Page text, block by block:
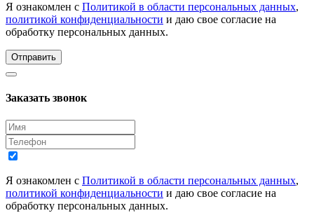
Я ознакомлен с Политикой в области персональных данных,
политикой конфиденциальности и даю свое согласие на
обработку персональных данных.
Отправить
Заказать звонок
Я ознакомлен с Политикой в области персональных данных,
политикой конфиденциальности и даю свое согласие на
обработку персональных данных.